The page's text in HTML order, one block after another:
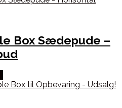
Box Sædepude –